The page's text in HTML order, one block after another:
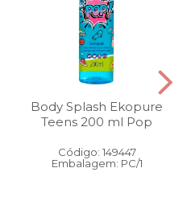
Body Splash Ekopure
Teens 200 ml Pop
Código: 149447
Embalagem: PC/1